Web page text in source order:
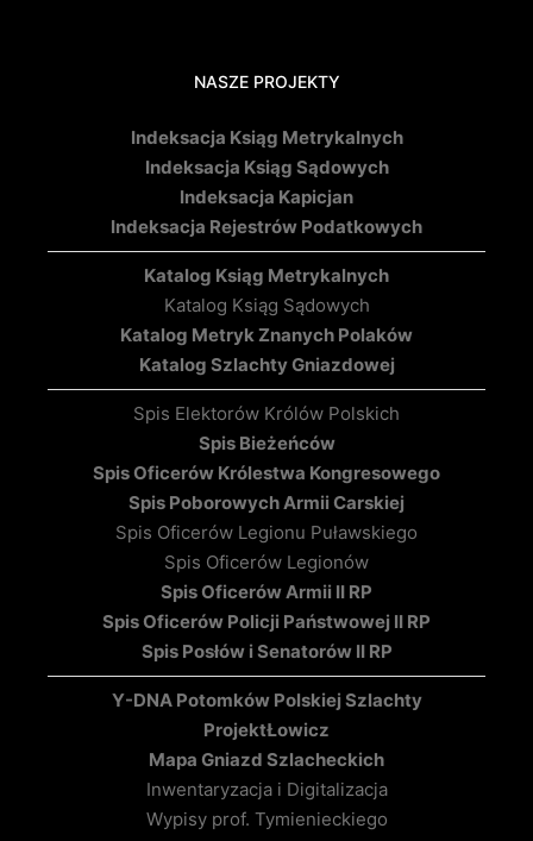
NASZE PROJEKTY
Indeksacja Ksiąg Metrykalnych
Indeksacja Ksiąg Sądowych
Indeksacja Kapicjan
Indeksacja Rejestrów Podatkowych
Katalog Ksiąg Metrykalnych
Katalog Ksiąg Sądowych
Katalog Metryk Znanych Polaków
Katalog Szlachty Gniazdowej
Spis Elektorów Królów Polskich
Spis Bieżeńców
Spis Oficerów Królestwa Kongresowego
Spis Poborowych Armii Carskiej
Spis Oficerów Legionu Puławskiego
Spis Oficerów Legionów
Spis Oficerów Armii II RP
Spis Oficerów Policji Państwowej II RP
Spis Posłów i Senatorów II RP
Y-DNA Potomków Polskiej Szlachty
ProjektŁowicz
Mapa Gniazd Szlacheckich
Inwentaryzacja i Digitalizacja
Wypisy prof. Tymienieckiego